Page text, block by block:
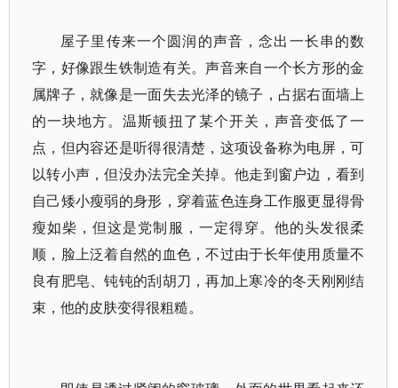
屋子里传来一个圆润的声音，念出一长串的数
字，好像跟生铁制造有关。声音来自一个长方形的金
属牌子，就像是一面失去光泽的镜子，占据右面墙上
的一块地方。温斯顿扭了某个开关，声音变低了一
点，但内容还是听得很清楚，这项设备称为电屏，可
以转小声，但没办法完全关掉。他走到窗户边，看到
自己矮小瘦弱的身形，穿着蓝色连身工作服更显得骨
瘦如柴，但这是党制服，一定得穿。他的头发很柔
顺，脸上泛着自然的血色，不过由于长年使用质量不
良有肥皂、钝钝的刮胡刀，再加上寒冷的冬天刚刚结
束，他的皮肤变得很粗糙。